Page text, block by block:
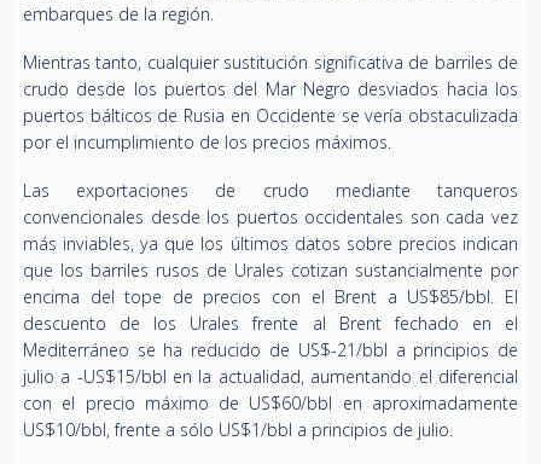
embarques de la región.
Mientras tanto, cualquier sustitución significativa de barriles de
crudo desde los puertos del Mar Negro desviados hacia los
puertos bálticos de Rusia en Occidente se vería obstaculizada
por el incumplimiento de los precios máximos.
Las exportaciones de crudo mediante tanqueros
convencionales desde los puertos occidentales son cada vez
más inviables, ya que los últimos datos sobre precios indican
que los barriles rusos de Urales cotizan sustancialmente por
encima del tope de precios con el Brent a US$85/bbl. El
descuento de los Urales frente al Brent fechado en el
Mediterráneo se ha reducido de US$-21/bbl a principios de
julio a -US$15/bbl en la actualidad, aumentando el diferencial
con el precio máximo de US$60/bbl en aproximadamente
US$10/bbl, frente a sólo US$1/bbl a principios de julio.